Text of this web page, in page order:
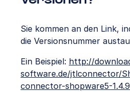
Sie kommen an den Link,
die Versionsnummer
Ein Beispiel: http://
software.de/jtlconnector/
connector-shopware5-